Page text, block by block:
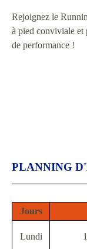
Rejoignez le
à pied conviviale et
de performance !
PLANNING
Jours
Lundi